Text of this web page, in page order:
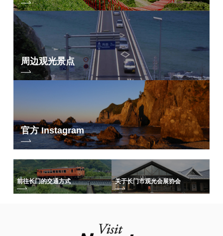
周边观光景点
官方 Instagram
前往长门的交通方式 关于长门市观光会展协会